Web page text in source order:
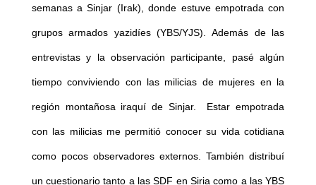
semanas a Sinjar (Irak), donde estuve empotrada con
grupos armados yazidíes (YBS/YJS). Además de las
entrevistas y la observación participante, pasé algún
tiempo conviviendo con las milicias de mujeres en la
región montañosa iraquí de Sinjar. Estar empotrada
con las milicias me permitió conocer su vida cotidiana
como pocos observadores externos. También distribuí
un cuestionario tanto a las SDF en Siria como a las YBS